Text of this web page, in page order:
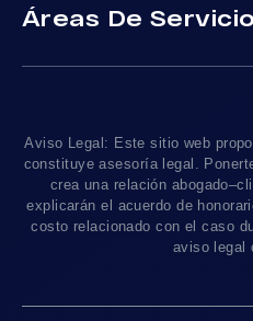
Accidentes En
Accidentes De
Abogados De Muerte
Testimonios
Contáctanos
Empleos
Mapa Del Sitio
Áreas De Servicio
Linea De 24hrs: (310) 277-
Disponible Sólo Con
Sacramento, CA 95825
Aviso Legal: Este sitio web
constituye asesoría legal.
crea una relación
explicarán el acuerdo de
costo relacionado con el caso
aviso legal